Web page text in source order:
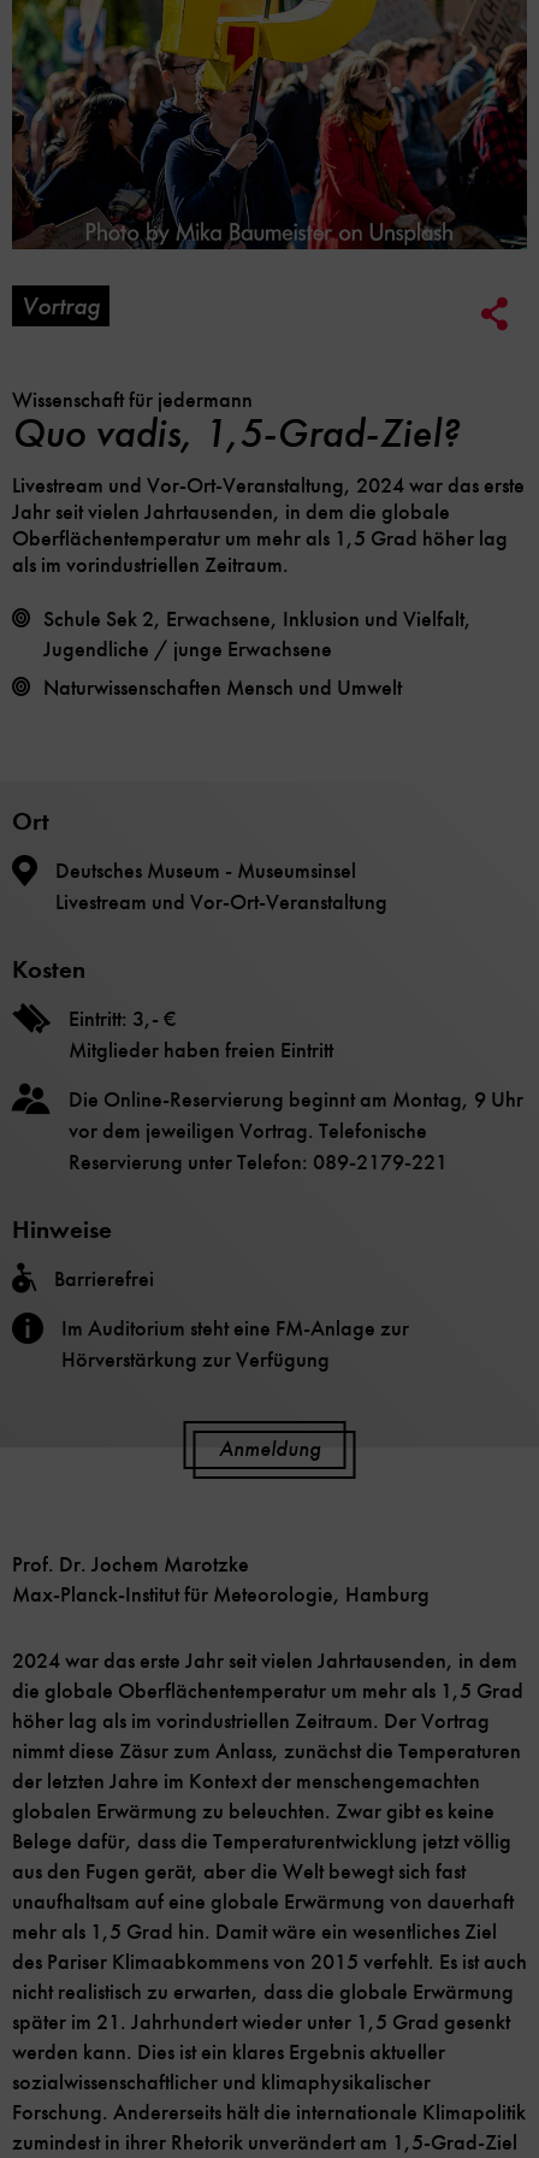
Vortrag
Wissenschaft für jedermann
Quo vadis, 1,5-Grad-Ziel?
Livestream und Vor-Ort-Veranstaltung, 2024 war das erste
Jahr seit vielen Jahrtausenden, in dem die globale
Oberflächentemperatur um mehr als 1,5 Grad höher lag
als im vorindustriellen Zeitraum.
Schule Sek 2, Erwachsene, Inklusion und Vielfalt,
Jugendliche / junge Erwachsene
Naturwissenschaften Mensch und Umwelt
Ort
Deutsches Museum - Museumsinsel
Livestream und Vor-Ort-Veranstaltung
Kosten
Eintritt: 3,- €
Mitglieder haben freien Eintritt
Die Online-Reservierung beginnt am Montag, 9 Uhr
vor dem jeweiligen Vortrag. Telefonische
Reservierung unter Telefon: 089-2179-221
Hinweise
Barrierefrei
Im Auditorium steht eine FM-Anlage zur
Hörverstärkung zur Verfügung
Anmeldung
Prof. Dr. Jochem Marotzke
Max-Planck-Institut für Meteorologie, Hamburg
2024 war das erste Jahr seit vielen Jahrtausenden, in dem
die globale Oberflächentemperatur um mehr als 1,5 Grad
höher lag als im vorindustriellen Zeitraum. Der Vortrag
nimmt diese Zäsur zum Anlass, zunächst die Temperaturen
der letzten Jahre im Kontext der menschengemachten
globalen Erwärmung zu beleuchten. Zwar gibt es keine
Belege dafür, dass die Temperaturentwicklung jetzt völlig
aus den Fugen gerät, aber die Welt bewegt sich fast
unaufhaltsam auf eine globale Erwärmung von dauerhaft
mehr als 1,5 Grad hin. Damit wäre ein wesentliches Ziel
des Pariser Klimaabkommens von 2015 verfehlt. Es ist auch
nicht realistisch zu erwarten, dass die globale Erwärmung
später im 21. Jahrhundert wieder unter 1,5 Grad gesenkt
werden kann. Dies ist ein klares Ergebnis aktueller
sozialwissenschaftlicher und klimaphysikalischer
Forschung. Andererseits hält die internationale Klimapolitik
zumindest in ihrer Rhetorik unverändert am 1,5-Grad-Ziel